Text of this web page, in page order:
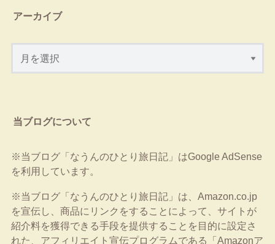
アーカイブ
当ブログについて
※当ブログ「なうんのひとり旅日記」はGoogle AdSense
を利用しています。
※当ブログ「なうんのひとり旅日記」は、Amazon.co.jp
を宣伝し、商品にリンクをすることによって、サイトが
紹介料を獲得できる手段を提供することを目的に設定さ
れた、アフィリエイト宣伝プログラムである「Amazonア